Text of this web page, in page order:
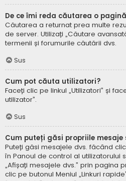
De ce îmi reda căutarea o
Căutarea a returnat prea multe
de server. Utilizați „Căutare
termenii și forumurile căutării dvs.
Sus
Cum pot căuta utilizatori?
Faceți clic pe linkul „Utilizatori” și
utilizator”.
Sus
Cum puteți găsi propriile mesaje
Puteți găsi mesajele dvs. făcând
în Panoul de control al utilizatorului
„Afișați mesajele dvs.” prin pagina
clic pe butonul Meniul „Linkuri